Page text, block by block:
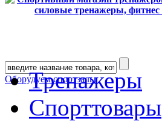
Оборудуем спортзалы
Тренажеры
Спорттовары